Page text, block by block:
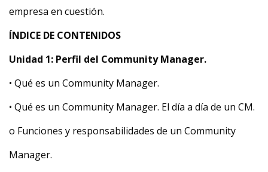
empresa en cuestión.
ÍNDICE DE CONTENIDOS
Unidad 1: Perfil del Community Manager.
• Qué es un Community Manager.
• Qué es un Community Manager. El día a día de un CM.
o Funciones y responsabilidades de un Community
Manager.